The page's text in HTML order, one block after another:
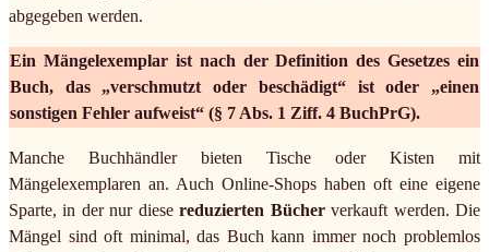
abgegeben werden.
Ein Mängelexemplar ist nach der Definition des Gesetzes ein
Buch, das „verschmutzt oder beschädigt“ ist oder „einen
sonstigen Fehler aufweist“ (§ 7 Abs. 1 Ziff. 4 BuchPrG).
Manche Buchhändler bieten Tische oder Kisten mit
Mängelexemplaren an. Auch Online-Shops haben oft eine eigene
Sparte, in der nur diesereduzierten Bücherverkauft werden. Die
Mängel sind oft minimal, das Buch kann immer noch problemlos